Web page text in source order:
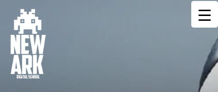
HOME
CORSI